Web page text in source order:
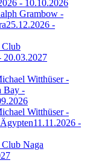
- 10.10.2026
Grambow -
25.12.2026 -
Club
20.03.2027
Witthüser -
Bay -
Witthüser -
11.11.2026 -
Naga